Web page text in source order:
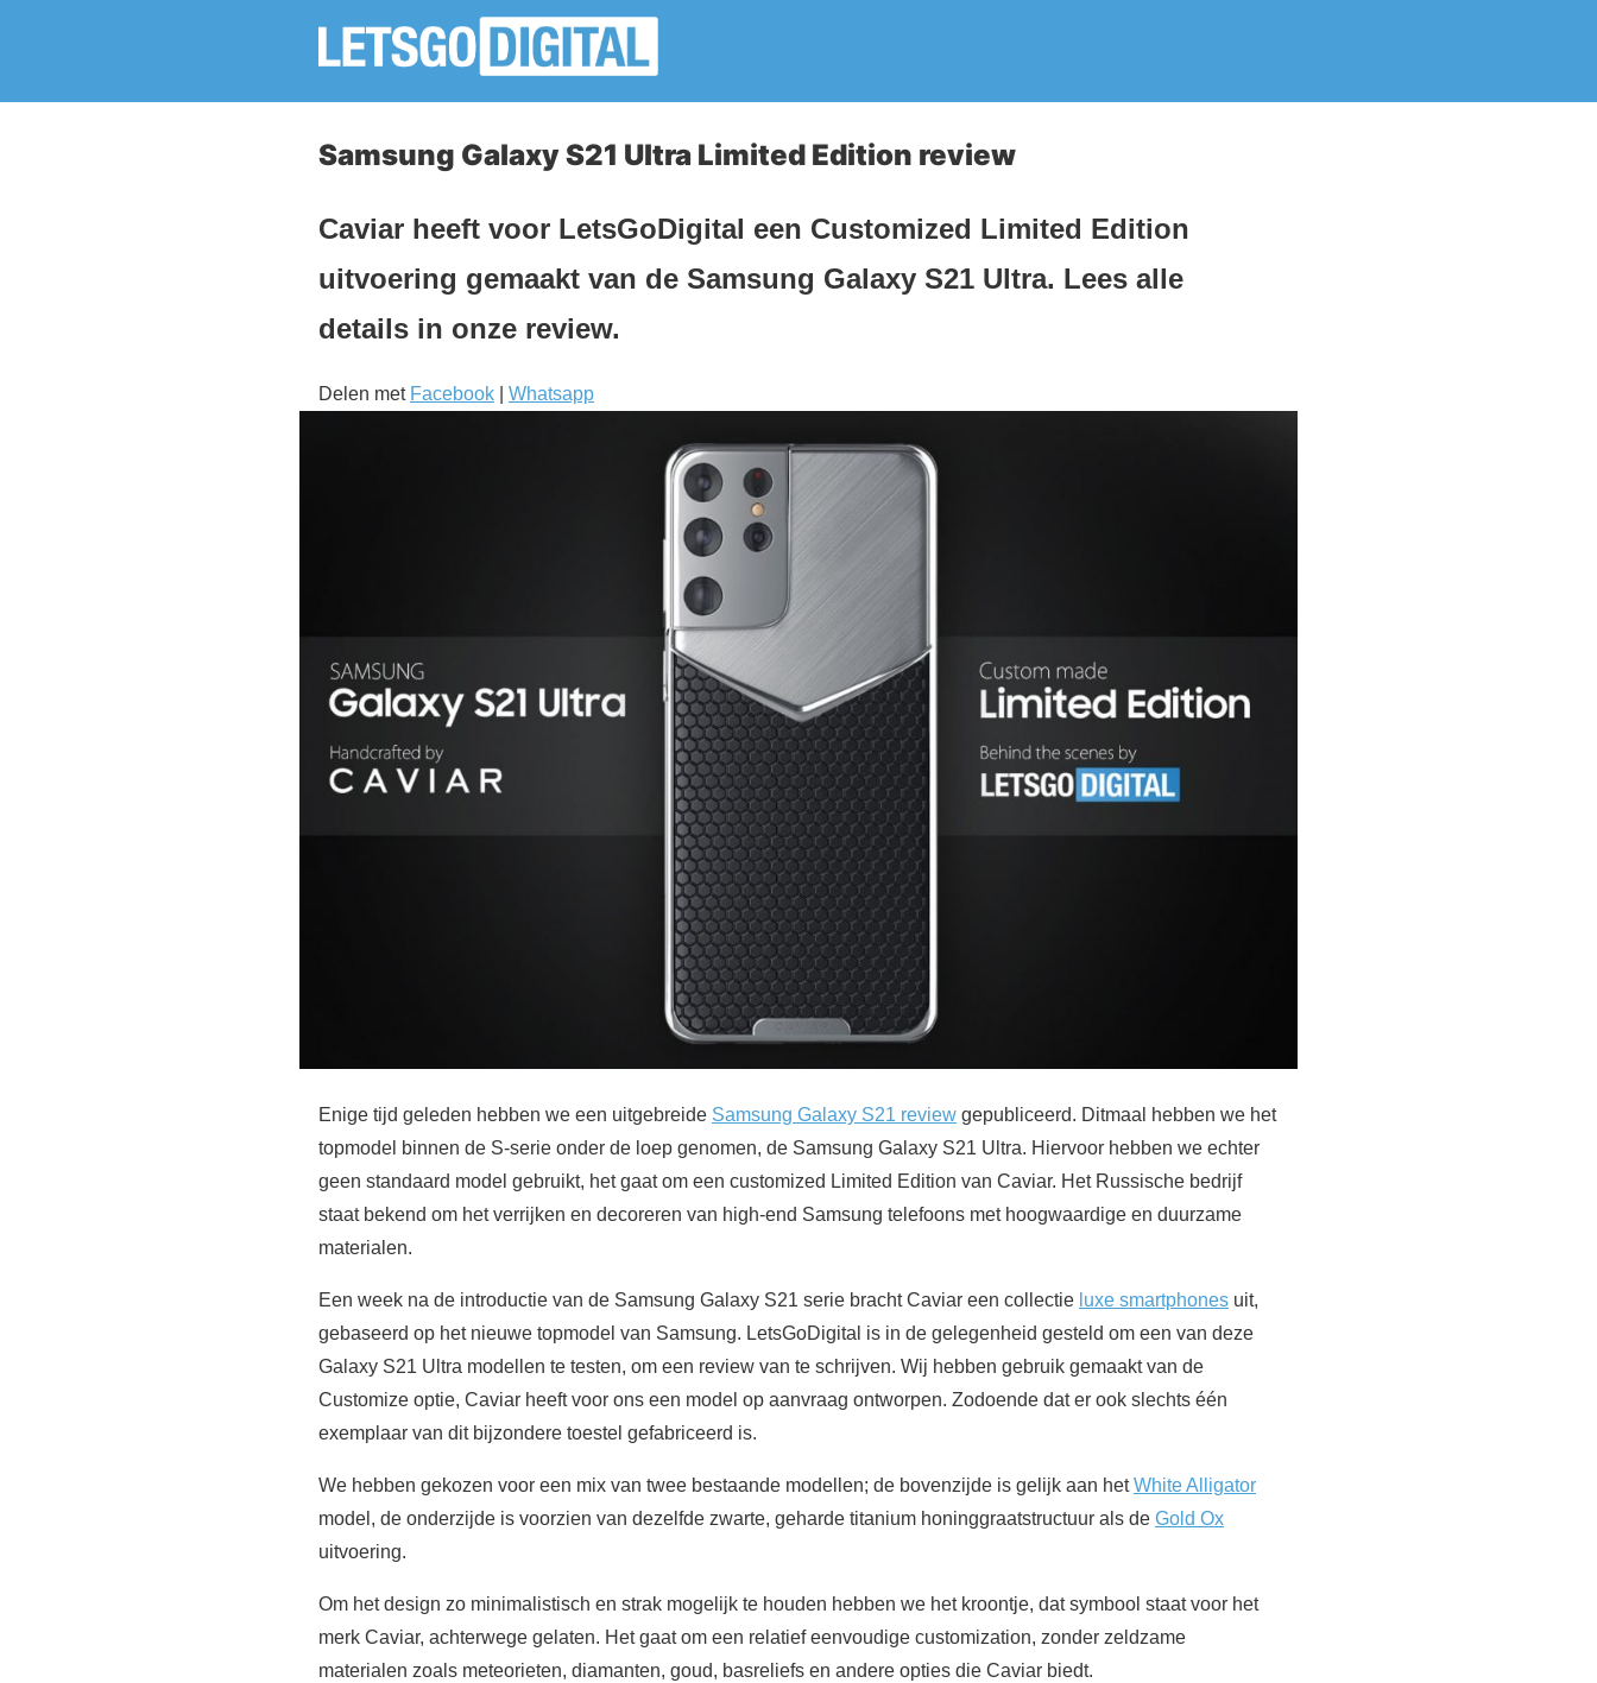
Samsung Galaxy S21 Ultra Limited Edition review
Caviar heeft voor LetsGoDigital een Customized Limited Edition
uitvoering gemaakt van de Samsung Galaxy S21 Ultra. Lees alle
details in onze review.
Delen met Facebook Whatsapp
Enige tijd geleden hebben we een uitgebreide Samsung Galaxy S21 review gepubliceerd. Ditmaal hebben we het
topmodel binnen de S-serie onder de loep genomen, de Samsung Galaxy S21 Ultra. Hiervoor hebben we echter
geen standaard model gebruikt, het gaat om een customized Limited Edition van Caviar. Het Russische bedrijf
staat bekend om het verrijken en decoreren van high-end Samsung telefoons met hoogwaardige en duurzame
materialen.
Een week na de introductie van de Samsung Galaxy S21 serie bracht Caviar een collectie luxe smartphones uit,
gebaseerd op het nieuwe topmodel van Samsung. LetsGoDigital is in de gelegenheid gesteld om een van deze
Galaxy S21 Ultra modellen te testen, om een review van te schrijven. Wij hebben gebruik gemaakt van de
Customize optie, Caviar heeft voor ons een model op aanvraag ontworpen. Zodoende dat er ook slechts één
exemplaar van dit bijzondere toestel gefabriceerd is.
We hebben gekozen voor een mix van twee bestaande modellen; de bovenzijde is gelijk aan hetWhite Alligator
model, de onderzijde is voorzien van dezelfde zwarte, geharde titanium honinggraatstructuur als de Gold Ox
uitvoering.
Om het design zo minimalistisch en strak mogelijk te houden hebben we het kroontje, dat symbool staat voor het
merk Caviar, achterwege gelaten. Het gaat om een relatief eenvoudige customization, zonder zeldzame
materialen zoals meteorieten, diamanten, goud, basreliefs en andere opties die Caviar biedt.